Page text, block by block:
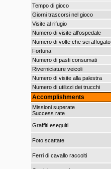
Tempo di gioco
Giorni trascorsi nel gioco
Visite al rifugio
Numero di visite all'ospedale
Numero di volte che sei affogato
Fortuna
Numero di pasti consumati
Riverniciature veicoli
Numero di visite alla palestra
Numero di utilizzi dei trucchi
Accomplishments
Missioni superate
Success rate
Graffiti eseguiti
Foto scattate
Ferri di cavallo raccolti